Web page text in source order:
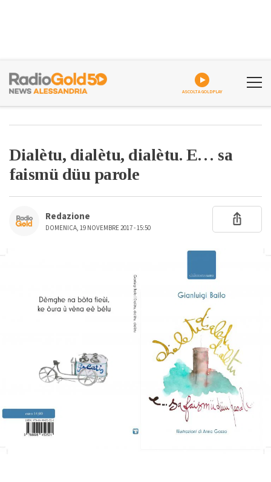
ASCOLTA GOLDPLAY
Dialètu, dialètu, dialètu. E… sa
faismü düu parole
Redazione
DOMENICA, 19 NOVEMBRE 2017 - 15:50